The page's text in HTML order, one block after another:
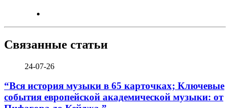
Связанные статьи
24-07-26
“Вся история музыки в 65 карточках; Ключевые
события европейской академической музыки: от